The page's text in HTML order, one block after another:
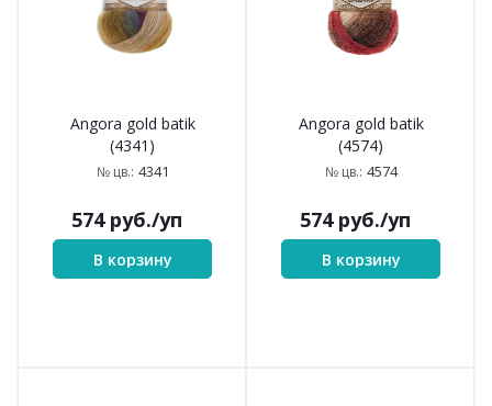
Angora gold batik
(4341)
№ цв.: 4341
574руб./уп
В корзину
Angora gold batik
(4574)
№ цв.: 4574
574руб./уп
В корзину